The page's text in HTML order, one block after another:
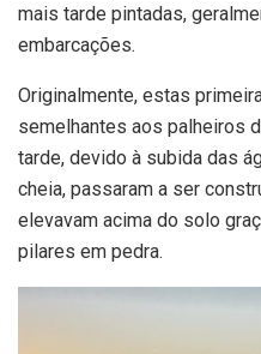
mais tarde pintadas,
embarcações.
Originalmente, estas
semelhantes aos palheiros
tarde, devido à subida das
cheia, passaram a ser
elevavam acima do solo
pilares em pedra.